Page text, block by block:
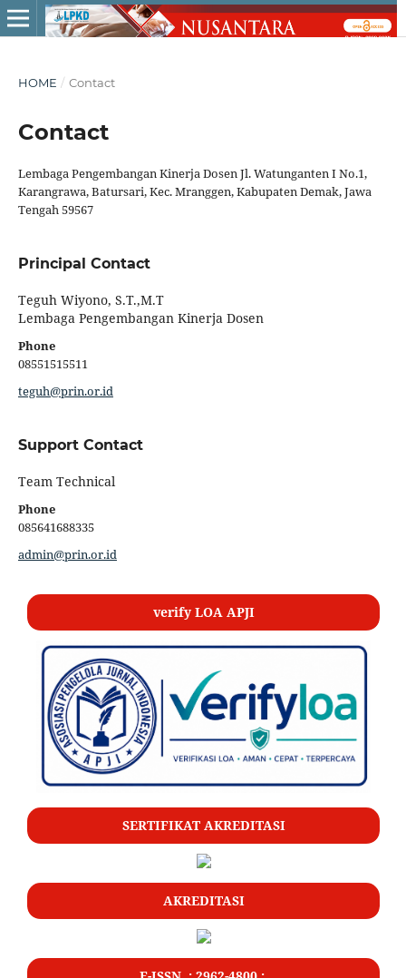
HOME / Contact
Contact
Lembaga Pengembangan Kinerja Dosen Jl. Watunganten I No.1,
Karangrawa, Batursari, Kec. Mranggen, Kabupaten Demak, Jawa
Tengah 59567
Principal Contact
Teguh Wiyono, S.T.,M.T
Lembaga Pengembangan Kinerja Dosen
Phone
08551515511
teguh@prin.or.id
Support Contact
Team Technical
Phone
085641688335
admin@prin.or.id
verify LOA APJI
SERTIFIKAT AKREDITASI
AKREDITASI